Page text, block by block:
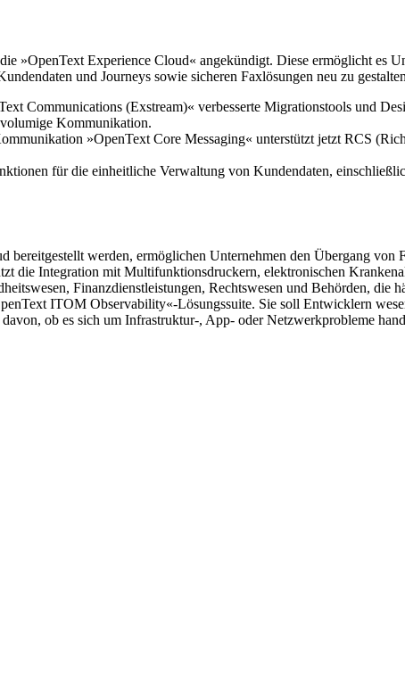
»OpenText Experience Cloud« angekündigt. Diese ermöglicht es
und Journeys sowie sicheren Faxlösungen neu zu
Communications (Exstream)« verbesserte Migrationstools und
Kommunikation.
»OpenText Core Messaging« unterstützt jetzt RCS
für die einheitliche Verwaltung von Kundendaten,
werden, ermöglichen Unternehmen den Übergang von
die Integration mit Multifunktionsdruckern, elektronischen
Finanzdienstleistungen, Rechtswesen und Behörden, die
ITOM Observability«-Lösungssuite. Sie soll Entwicklern
ob es sich um Infrastruktur-, App- oder Netzwerkprobleme